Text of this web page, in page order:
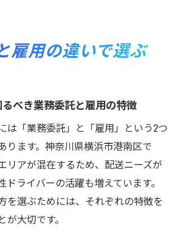
雇用の違いで選ぶ
べき業務委託と雇用の特徴
は「業務委託」と「雇用」という2つ
ります。神奈川県横浜市港南区で
リアが混在するため、配送ニーズが
ドライバーの活躍も増えています。
を選ぶためには、それぞれの特徴を
大切です。